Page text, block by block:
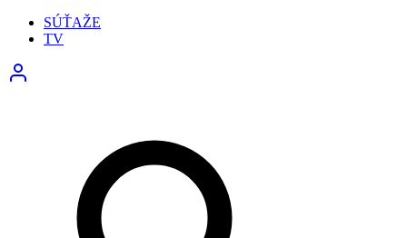
SÚŤAŽE
TV